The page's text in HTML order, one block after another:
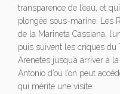
transparence de l’eau, et
plongée sous-marine. Les
de la Marineta Cassiana,
puis suivent les criques du
Arenetes jusqu’à arriver à
Antonio d’où l’on peut
qui mérite une visite.